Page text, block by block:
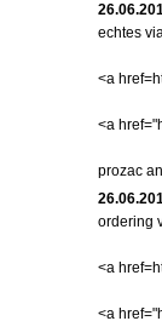
echtes
<a
<a
prozac
ordering
<a
<a